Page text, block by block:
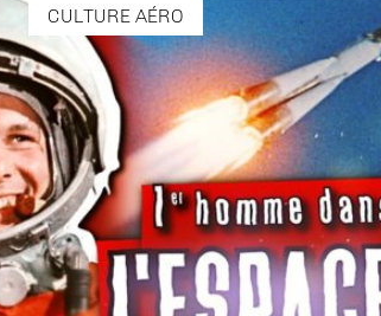
CULTURE AÉRO